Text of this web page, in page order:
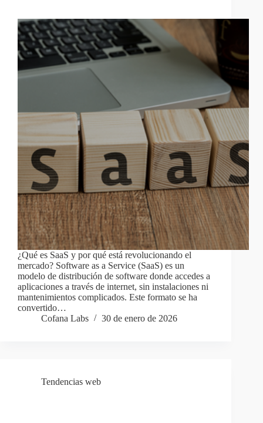
¿Qué es SaaS y por qué está revolucionando el
mercado? Software as a Service (SaaS) es un
modelo de distribución de software donde accedes a
aplicaciones a través de internet, sin instalaciones ni
mantenimientos complicados. Este formato se ha
convertido…
Cofana Labs
30 de enero de 2026
Tendencias web